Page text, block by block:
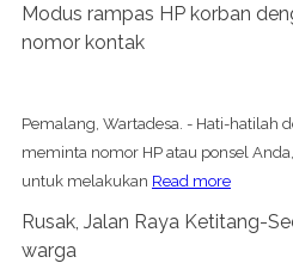
Modus rampas HP korban
nomor kontak
Pemalang, Wartadesa. - Hati-hatilah
meminta nomor HP atau ponsel
untuk melakukan Read more
Rusak, Jalan Raya Ketitang-
warga